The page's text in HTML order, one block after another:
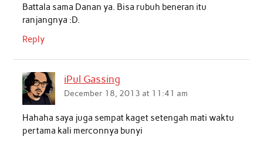
Battala sama Danan ya. Bisa rubuh beneran itu
ranjangnya :D.
Reply
iPul Gassing
December 18, 2013 at 11:41 am
Hahaha saya juga sempat kaget setengah mati waktu
pertama kali merconnya bunyi